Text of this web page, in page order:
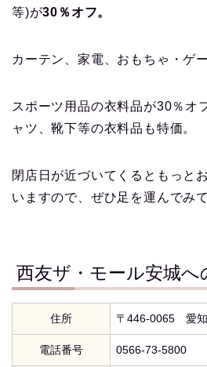
等)が30％オフ。
カーテン、家電、おもちゃ・ゲ
スポーツ用品の衣料品が30％オ
ャツ、靴下等の衣料品も特価。
閉店日が近づいてくるともっと
いますので、ぜひ足を運んでみ
西友ザ・モール安城へ
住所 〒446-0065 愛知
電話番号 0566-73-5800